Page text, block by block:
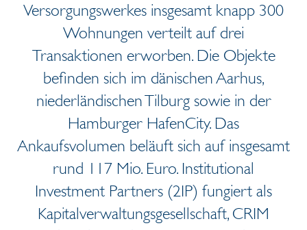
Versorgungswerkes insgesamt knapp 300
Wohnungen verteilt auf drei
Transaktionen erworben. Die Objekte
befinden sich im dänischen Aarhus,
niederländischen Tilburg sowie in der
Hamburger HafenCity. Das
Ankaufsvolumen beläuft sich auf insgesamt
rund 117 Mio. Euro. Institutional
Investment Partners (2IP) fungiert als
Kapitalverwaltungsgesellschaft, CRIM